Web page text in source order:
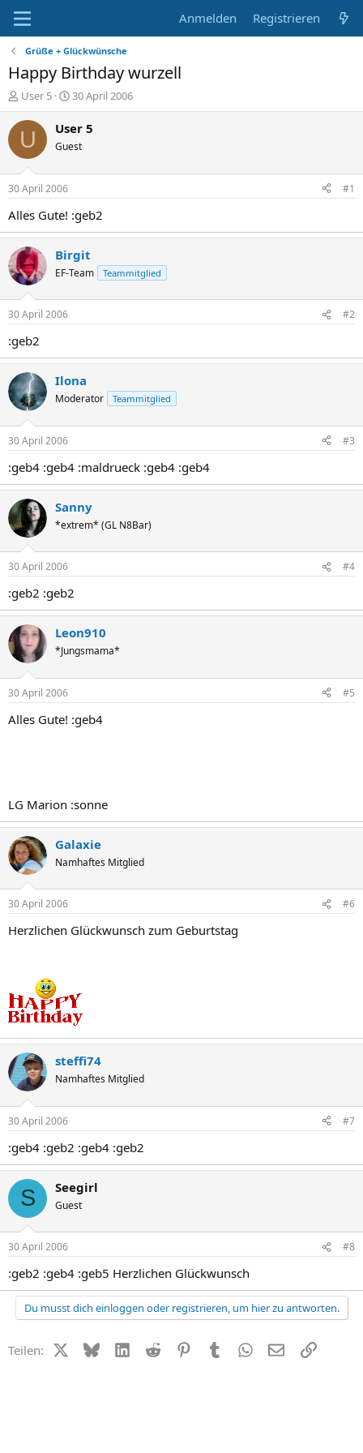
Anmelden Registrieren
Grüße + Glückwünsche
Happy Birthday wurzell
E
r
s
e
r
User 5
E
r
s
e
t
a
m
30 April 2006
U User 5
Guest
30 April 2006 #1
Alles Gute! :geb2
Birgit
EF-Team Teammitglied
30 April 2006 #2
:geb2
Ilona
Moderator Teammitglied
30 April 2006 #3
:geb4 :geb4 :maldrueck :geb4 :geb4
Sanny
*extrem* (GL N8Bar)
30 April 2006 #4
:geb2 :geb2
Leon910
*Jungsmama*
30 April 2006 #5
Alles Gute! :geb4
LG Marion :sonne
Galaxie
Namhaftes Mitglied
30 April 2006 #6
Herzlichen Glückwunsch zum Geburtstag
steffi74
Namhaftes Mitglied
30 April 2006 #7
:geb4 :geb2 :geb4 :geb2
S Seegirl
Guest
30 April 2006 #8
:geb2 :geb4 :geb5 Herzlichen Glückwunsch
Du musst dich einloggen oder registrieren, um hier zu antworten.
Teilen: X (Twitter)
BlueskyLinkedIn
Reddit PinterestTumblr WhatsApp
E-MailLink